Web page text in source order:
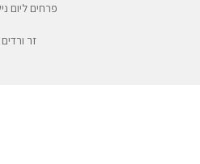
פרחים ליום
זר ורדים